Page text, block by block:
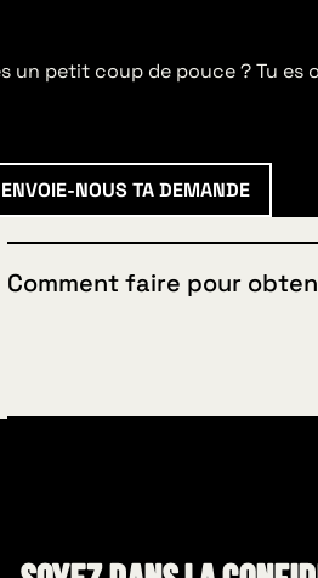
un petit coup de pouce ? Tu
ENVOIE-NOUS TA DEMANDE
Comment faire pour